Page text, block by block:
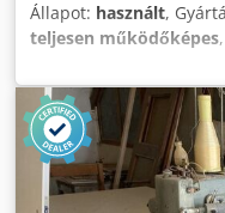
Állapot: használt,
teljesen működőképes
, Omega
sarok - ALLPRO 130
egységnél, a termékek
továbbító szakaszba -
betöltő - Bal és jobb
Ajzlqwzjmyok -